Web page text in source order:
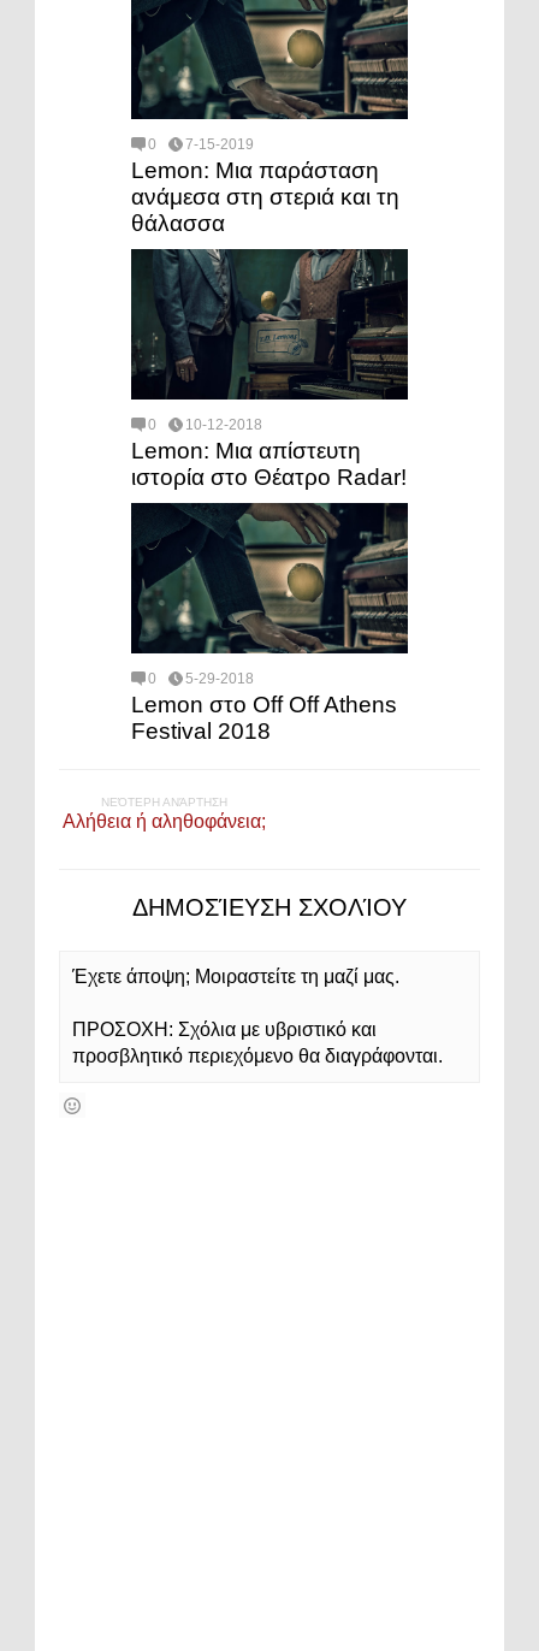
0 7-15-2019
Lemon: Μια παράσταση
ανάμεσα στη στεριά και τη
θάλασσα
0 10-12-2018
Lemon: Μια απίστευτη
ιστορία στο Θέατρο Radar!
0 5-29-2018
Lemon στο Off Off Athens
Festival 2018
ΝΕΌΤΕΡΗ ΑΝΆΡΤΗΣΗ
Αλήθεια ή αληθοφάνεια;
ΔΗΜΟΣΊΕΥΣΗ ΣΧΟΛΊΟΥ
Έχετε άποψη; Μοιραστείτε τη μαζί μας.
ΠΡΟΣΟΧΗ: Σχόλια με υβριστικό και
προσβλητικό περιεχόμενο θα διαγράφονται.